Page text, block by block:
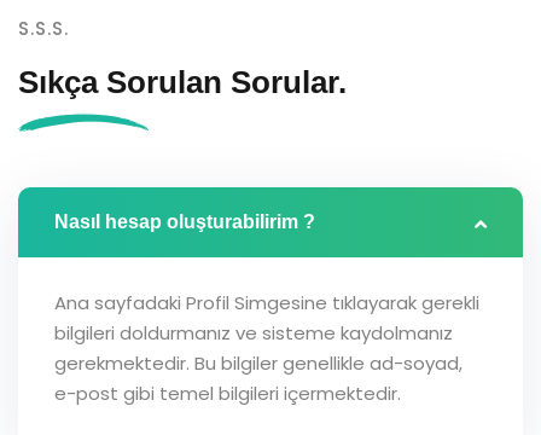
S.S.S.
Sıkça Sorulan Sorular.
Nasıl hesap oluşturabilirim ?
Ana sayfadaki Profil Simgesine tıklayarak gerekli
bilgileri doldurmanız ve sisteme kaydolmanız
gerekmektedir. Bu bilgiler genellikle ad-soyad,
e-post gibi temel bilgileri içermektedir.